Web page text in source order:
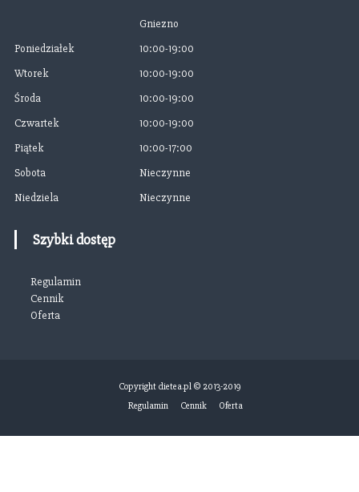
w
p
u
Gniezno
Poniedziałek
10:00-19:00
Wtorek
10:00-19:00
Środa
10:00-19:00
Czwartek
10:00-19:00
Piątek
10:00-17:00
Sobota
Nieczynne
Niedziela
Nieczynne
Szybki dostęp
Regulamin
Cennik
Oferta
Copyright dietea.pl © 2013-2019
Regulamin
Cennik Oferta